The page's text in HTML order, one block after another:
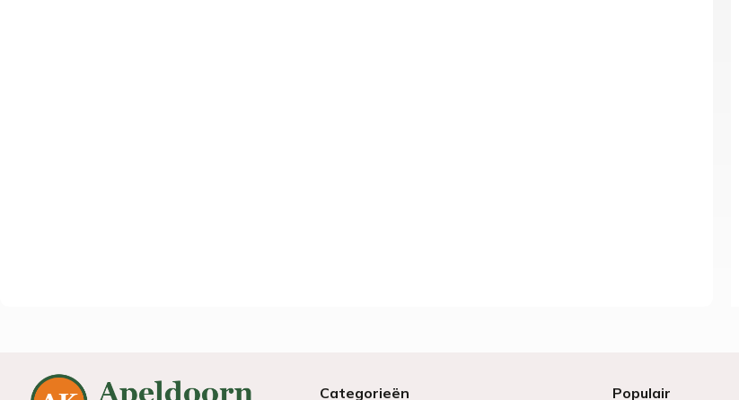
Categorieën Populair